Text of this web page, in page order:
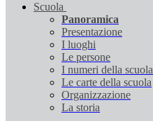
Scuola
Panoramica
Presentazione
I luoghi
Le persone
I numeri della scuola
Le carte della scuola
Organizzazione
La storia